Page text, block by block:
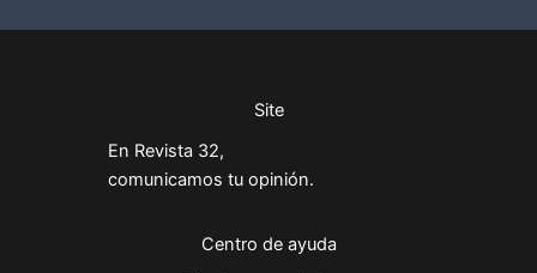
Site
En Revista 32,
comunicamos tu opinión.
Centro de ayuda